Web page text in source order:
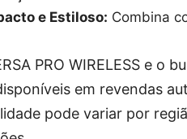
e Estiloso: Combina
PRO WIRELESS e o
em revendas
pode variar por